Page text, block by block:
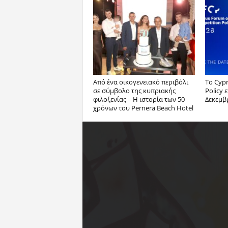
Από ένα οικογενειακό περιβόλι
σε σύμβολο της κυπριακής
φιλοξενίας – Η ιστορία των 50
χρόνων του Pernera Beach Hotel
Το
Policy